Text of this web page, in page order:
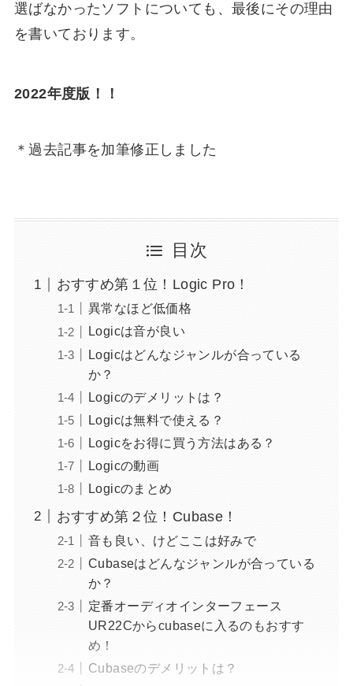
選ばなかったソフトについても、最後にその理由
を書いております。
2022年度版！！
＊過去記事を加筆修正しました
目次
おすすめ第１位！Logic Pro！
異常なほど低価格
Logicは音が良い
Logicはどんなジャンルが合っている
か？
Logicのデメリットは？
Logicは無料で使える？
Logicをお得に買う方法はある？
Logicの動画
Logicのまとめ
おすすめ第２位！Cubase！
音も良い、けどここは好みで
Cubaseはどんなジャンルが合っている
か？
定番オーディオインターフェース
UR22Cからcubaseに入るのもおすす
め！
Cubaseのデメリットは？